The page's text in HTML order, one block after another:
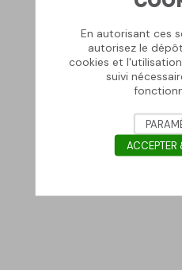
En autorisant ces
autorisez le
cookies et
suivi
ACCEPTER